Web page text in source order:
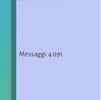
Messaggi: 4 091